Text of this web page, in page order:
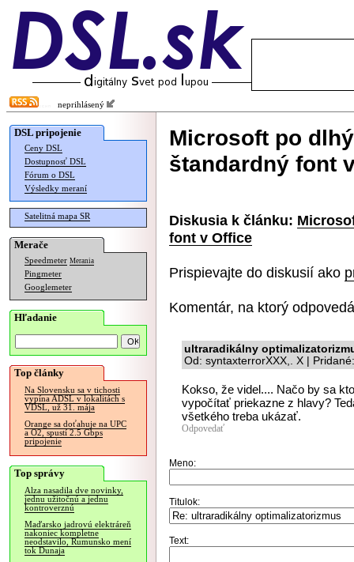
neprihlásený
DSL pripojenie
Ceny DSL
Dostupnosť DSL
Fórum o DSL
Výsledky meraní
Satelitná mapa SR
Merače
Speedmeter Merania
Pingmeter
Googlemeter
Hľadanie
Top články
Na Slovensku sa v tichosti
vypína ADSL v lokalitách s
VDSL, už 31. mája
Orange sa doťahuje na UPC
a O2, spustí 2.5 Gbps
pripojenie
Top správy
Alza nasadila dve novinky,
jednu užitočnú a jednu
kontroverznú
Maďarsko jadrovú elektráreň
nakoniec kompletne
neodstavilo, Rumunsko mení
tok Dunaja
Microsoft po
štandardný font
Diskusia k článku:
font v Office
Prispievajte do diskusií ako
Komentár, na ktorý
ultraradikálny
Od: syntaxterrorXXX,. X |
Kokso, že videl.... Načo by sa
vypočítať priekazne z hlavy?
všetkého treba ukázať.
Odpovedať
Meno:
Titulok:
Text: